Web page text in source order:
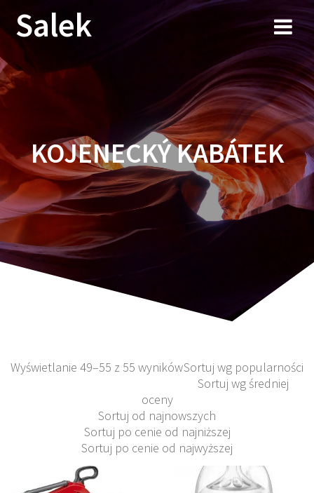
Przejdź
do
Salek
KOJENECKÝ KABÁTEK
Wyświetlanie 49–55 z 55 wynikówSortuj wg popularności
Sortuj wg średniej
oceny
Sortuj od najnowszych
Sortuj po cenie od najniższej
Sortuj po cenie od najwyższej